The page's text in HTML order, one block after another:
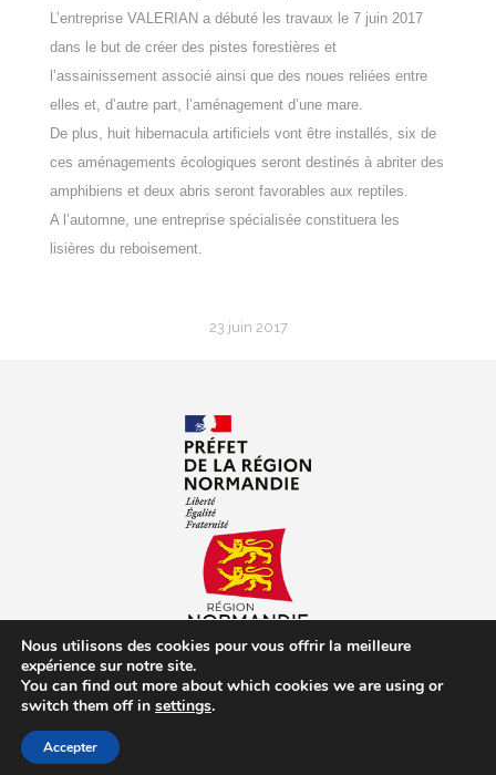
L’entreprise VALERIAN a débuté les travaux le 7 juin 2017
dans le but de créer des pistes forestières et
l’assainissement associé ainsi que des noues reliées entre
elles et, d’autre part, l’aménagement d’une mare.
De plus, huit hibernacula artificiels vont être installés, six de
ces aménagements écologiques seront destinés à abriter des
amphibiens et deux abris seront favorables aux reptiles.
A l’automne, une entreprise spécialisée constituera les
lisières du reboisement.
23 juin 2017
Nous utilisons des cookies pour vous offrir la meilleure
expérience sur notre site.
You can find out more about which cookies we are using or
switch them off in settings.
Accepter